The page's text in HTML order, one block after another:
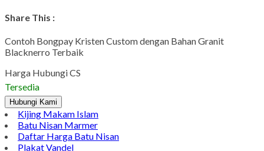
Share This :
Twitter
WhatsApp
Pinterest
LinkedIn